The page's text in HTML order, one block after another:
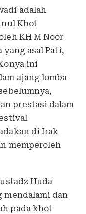
adalah
Khot
KH M Noor
yang asal Pati,
ini
ajang lomba
prestasi dalam
di Irak
memperoleh
Huda
mendalami dan
pada khot